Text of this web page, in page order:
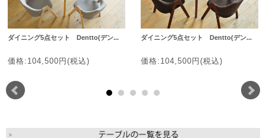
ダイニング5点セット Dentto(デン...
価格:104,500円(税込)
ダイニング5点セット Dentto(デン...
価格:104,500円(税込)